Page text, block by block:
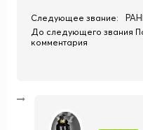
Следующее звание:
До следующего звания
комментария